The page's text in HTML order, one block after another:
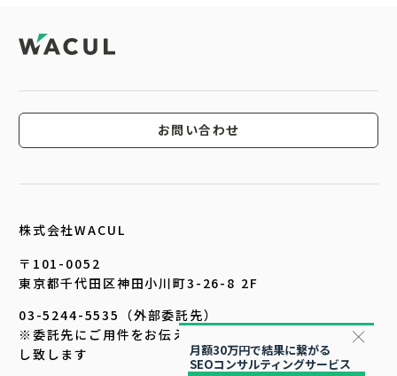
お問い合わせ
株式会社WACUL
〒101-0052
東京都千代田区神田小川町3-26-8 2F
03-5244-5535（外部委託先）
※委託先にご用件をお伝え頂ければ、担当者より折り返
し致します
月額30万円で結果に繋がる
SEOコンサルティングサービス